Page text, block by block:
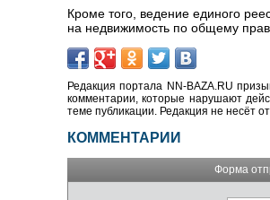
Кроме того, ведение единого
на недвижимость по общему
Редакция портала NN-BAZA.RU
комментарии, которые нарушают
теме публикации. Редакция не несёт
КОММЕНТАРИИ
Форма